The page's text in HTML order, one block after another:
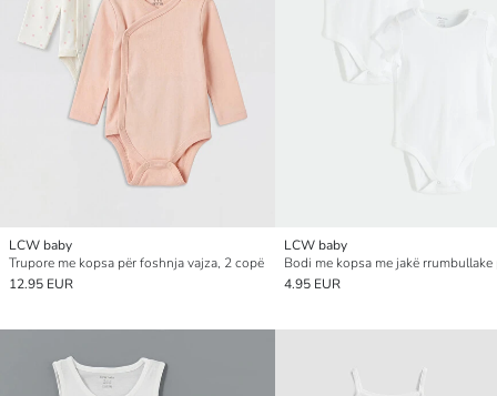
LCW baby
Trupore me kopsa për foshnja vajza, 2 copë
12.95 EUR
LCW baby
4.95 EUR